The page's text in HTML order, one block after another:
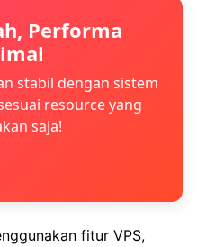
Performa
stabil dengan sistem
resource yang
saja!
fitur VPS,